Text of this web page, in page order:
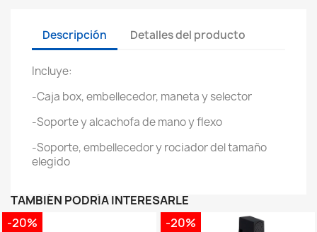
Descripción Detalles del producto
Incluye:
-Caja box, embellecedor, maneta y selector
-Soporte y alcachofa de mano y flexo
-Soporte, embellecedor y rociador del tamaño
elegido
TAMBIÉN PODRÍA INTERESARLE
-20%
-20%